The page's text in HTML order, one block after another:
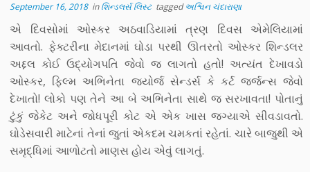
September 16, 2018inશિન્ડલર્સ લિસ્ટ taggedઅશ્વિન ચંદારાણા
એ દિવસોમાં ઓસ્કર અઠવાડિયામાં ત્રણ દિવસ એમેલિયામાં
આવતો. ફેક્ટરીના મેદાનમાં ઘોડા પરથી ઊતરતો ઓસ્કર શિન્ડલર
અદ્દલ કોઈ ઉદ્યોગપતિ જેવો જ લાગતો હતો! અત્યંત દેખાવડો
ઓસ્કર, ફિલ્મ અભિનેતા જ્યોર્જ સેન્ડર્સ કે કર્ટ જર્જન્સ જેવો
દેખાતો! લોકો પણ તેને આ બે અભિનેતા સાથે જ સરખાવતા! પોતાનું
ટુંકું જેકેટ અને જોધપૂરી કોટ એ એક ખાસ જગ્યાએ સીવડાવતો.
ઘોડેસવારી માટેનાં તેનાં જુતાં એકદમ ચમકતાં રહેતાં. ચારે બાજુથી એ
સમૃદ્ધિમાં આળોટતો માણસ હોય એવું લાગતું.